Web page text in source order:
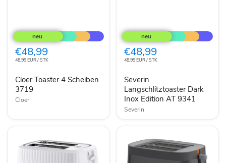
Toaster
4
Scheiben
3719
€48,99
48,99 EUR / STK
Cloer Toaster 4 Scheiben
3719
Cloer
Langschlitztoaster
Dark
Inox
Edition
AT
€48,99
48,99 EUR / STK
Severin
Langschlitztoaster Dark
Inox Edition AT 9341
Severin